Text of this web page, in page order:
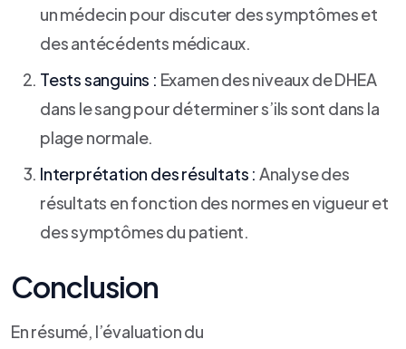
un médecin pour discuter des symptômes et
des antécédents médicaux.
Tests sanguins : Examen des niveaux de DHEA
dans le sang pour déterminer s’ils sont dans la
plage normale.
Interprétation des résultats : Analyse des
résultats en fonction des normes en vigueur et
des symptômes du patient.
Conclusion
En résumé, l’évaluation du